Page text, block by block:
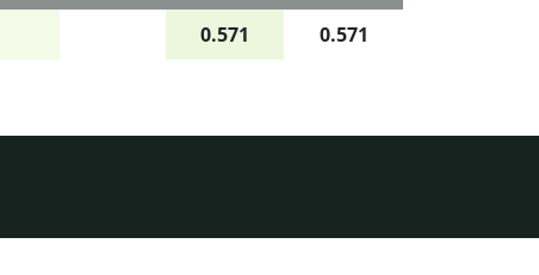
0.571 0.571